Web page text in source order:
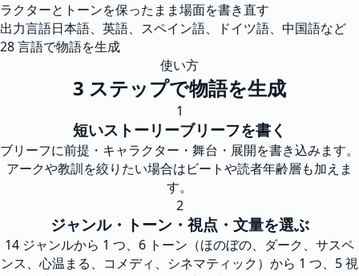
ラクターとトーンを保ったまま場面を書き直す
出力言語日本語、英語、スペイン語、ドイツ語、中国語など
28 言語で物語を生成
使い方
3 ステップで物語を生成
1
短いストーリーブリーフを書く
ブリーフに前提・キャラクター・舞台・展開を書き込みます。
アークや教訓を絞りたい場合はビートや読者年齢層も加えま
す。
2
ジャンル・トーン・視点・文量を選ぶ
14 ジャンルから 1 つ、6 トーン（ほのぼの、ダーク、サスペ
ンス、心温まる、コメディ、シネマティック）から 1 つ、5 視